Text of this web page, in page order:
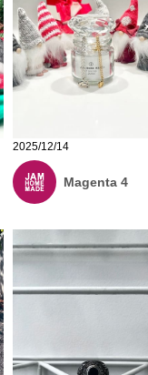
2025/12/14
Magenta 4